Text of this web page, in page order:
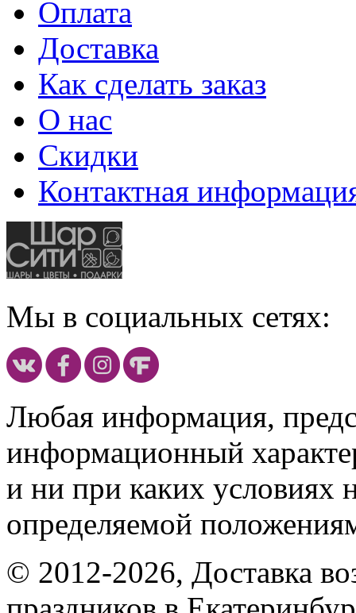
Оплата
Доставка
Как сделать заказ
О нас
Скидки
Контактная
Мы в социальных сетях:
Любая информация,
информационный
и ни при каких условиях
определяемой
© 2012-2026, Доставка